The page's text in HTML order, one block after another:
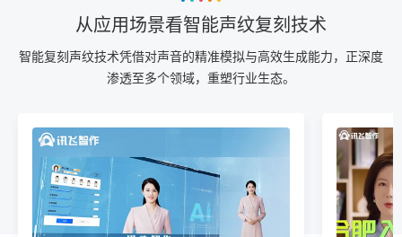
从应用场景看智能声纹复刻技术
智能复刻声纹技术凭借对声音的精准模拟与高效生成能力，正深度
渗透至多个领域，重塑行业生态。